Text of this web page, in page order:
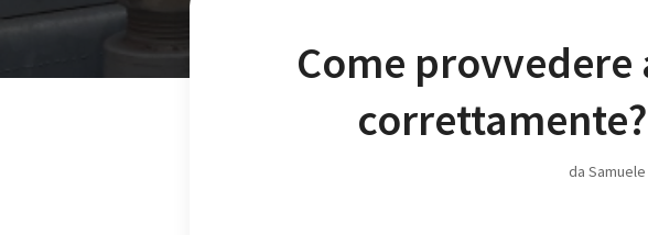
Come
da